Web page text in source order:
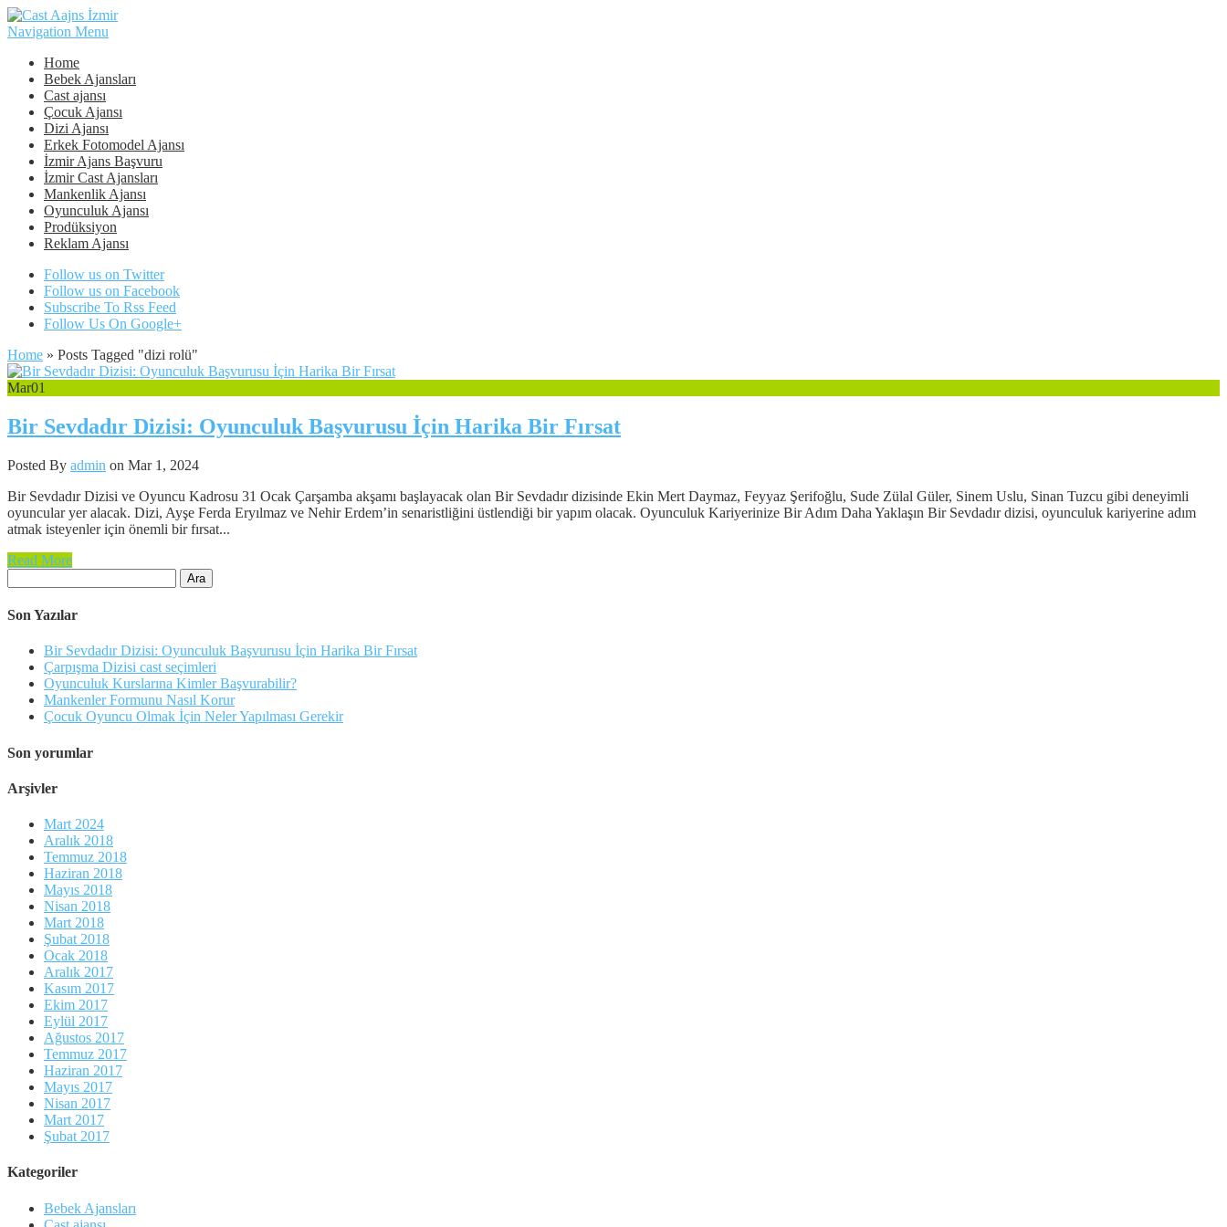
Navigation Menu
Home
Bebek Ajansları
Cast ajansı
Çocuk Ajansı
Dizi Ajansı
Erkek Fotomodel Ajansı
İzmir Ajans Başvuru
İzmir Cast Ajansları
Mankenlik Ajansı
Oyunculuk Ajansı
Prodüksiyon
Reklam Ajansı
Follow us on Twitter
Follow us on Facebook
Subscribe To Rss Feed
Follow Us On Google+
Home » Posts Tagged "dizi rolü"
Mar01
Bir Sevdadır Dizisi: Oyunculuk Başvurusu İçin Harika Bir Fırsat
Posted By admin on Mar 1, 2024
Bir Sevdadır Dizisi ve Oyuncu Kadrosu 31 Ocak Çarşamba akşamı başlayacak olan Bir Sevdadır dizisinde Ekin Mert Daymaz, Feyyaz Şerifoğlu, Sude Zülal Güler, Sinem Uslu, Sinan Tuzcu gibi deneyimli
oyuncular yer alacak. Dizi, Ayşe Ferda Eryılmaz ve Nehir Erdem’in senaristliğini üstlendiği bir yapım olacak. Oyunculuk Kariyerinize Bir Adım Daha Yaklaşın Bir Sevdadır dizisi, oyunculuk kariyerine adım
atmak isteyenler için önemli bir fırsat...
Read More
Son Yazılar
Bir Sevdadır Dizisi: Oyunculuk Başvurusu İçin Harika Bir Fırsat
Çarpışma Dizisi cast seçimleri
Oyunculuk Kurslarına Kimler Başvurabilir?
Mankenler Formunu Nasıl Korur
Çocuk Oyuncu Olmak İçin Neler Yapılması Gerekir
Son yorumlar
Arşivler
Mart 2024
Aralık 2018
Temmuz 2018
Haziran 2018
Mayıs 2018
Nisan 2018
Mart 2018
Şubat 2018
Ocak 2018
Aralık 2017
Kasım 2017
Ekim 2017
Eylül 2017
Ağustos 2017
Temmuz 2017
Haziran 2017
Mayıs 2017
Nisan 2017
Mart 2017
Şubat 2017
Kategoriler
Bebek Ajansları